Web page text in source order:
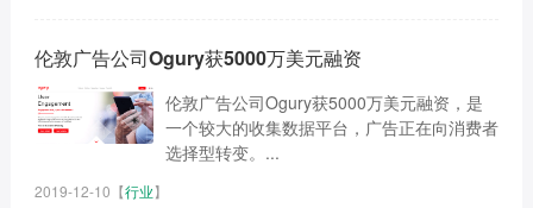
伦敦广告公司Ogury获5000万美元融资
伦敦广告公司Ogury获5000万美元融资，是
一个较大的收集数据平台，广告正在向消费者
选择型转变。...
2019-12-10 【行业】